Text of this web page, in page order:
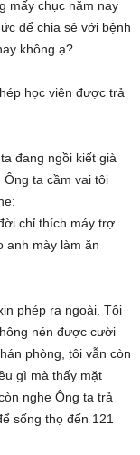
mấy chục năm nay
để chia sẻ với bệnh
không ạ?
học viên được trả
đang ngồi kiết già
ta cầm vai tôi
chỉ thích máy trợ
anh mày làm ăn
phép ra ngoài. Tôi
nén được cười
phòng, tôi vẫn còn
gì mà thấy mặt
nghe Ông ta trả
sống thọ đến 121